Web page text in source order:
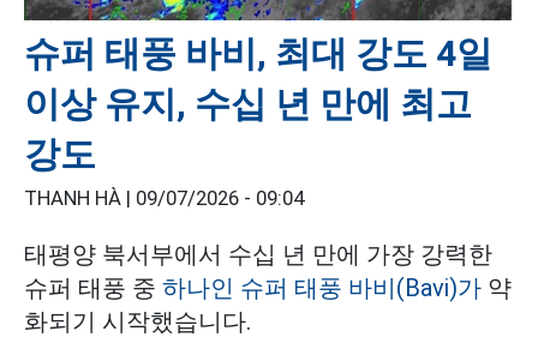
슈퍼 태풍 바비, 최대 강도 4일
이상 유지, 수십 년 만에 최고
강도
THANH HÀ | 09/07/2026 - 09:04
태평양 북서부에서 수십 년 만에 가장 강력한
슈퍼 태풍 중 하나인 슈퍼 태풍 바비(Bavi)가 약
화되기 시작했습니다.